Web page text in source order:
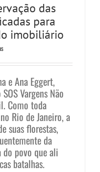
das
para
imobiliário
e Ana Eggert,
Vargens Não
Como toda
Rio de Janeiro, a
suas florestas,
da
povo que ali
batalhas.
edificáveis
carioca